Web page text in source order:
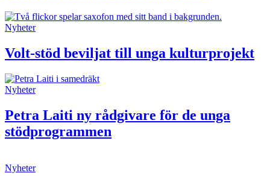
Nyheter
Volt-stöd beviljat till unga kulturprojekt
Nyheter
Petra Laiti ny rådgivare för de unga
stödprogrammen
Nyheter